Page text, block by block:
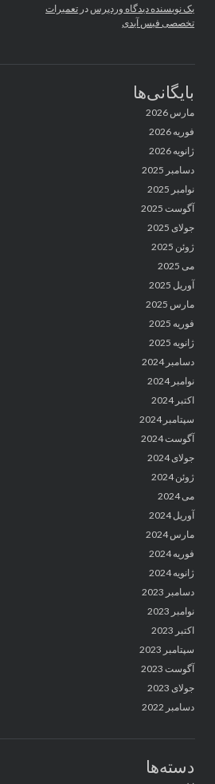
یک نویسنده دیدگاه وردپرس در تعمیرات
تخصصی فیس آیدی
بایگانی‌ها
مارس 2026
فوریه 2026
ژانویه 2026
دسامبر 2025
نوامبر 2025
آگوست 2025
جولای 2025
ژوئن 2025
می 2025
آوریل 2025
مارس 2025
فوریه 2025
ژانویه 2025
دسامبر 2024
نوامبر 2024
اکتبر 2024
سپتامبر 2024
آگوست 2024
جولای 2024
ژوئن 2024
می 2024
آوریل 2024
مارس 2024
فوریه 2024
ژانویه 2024
دسامبر 2023
نوامبر 2023
اکتبر 2023
سپتامبر 2023
آگوست 2023
جولای 2023
دسامبر 2022
دسته‌ها